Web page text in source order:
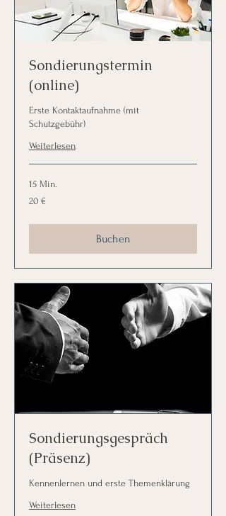
Sondierungstermin
(online)
Erste Kontaktaufnahme (mit
Schutzgebühr)
Weiterlesen
15 Min.
20
Euro
20 €
Buchen
Sondierungsgespräch
(Präsenz)
Kennenlernen und erste Themenklärung
Weiterlesen